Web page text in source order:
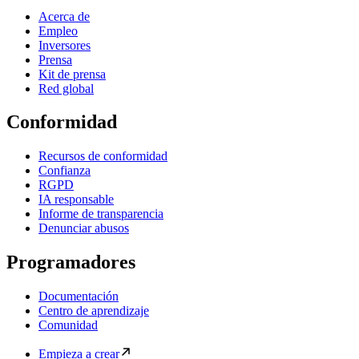
Acerca de
Empleo
Inversores
Prensa
Kit de prensa
Red global
Conformidad
Recursos de conformidad
Confianza
RGPD
IA responsable
Informe de transparencia
Denunciar abusos
Programadores
Documentación
Centro de aprendizaje
Comunidad
Empieza a crear